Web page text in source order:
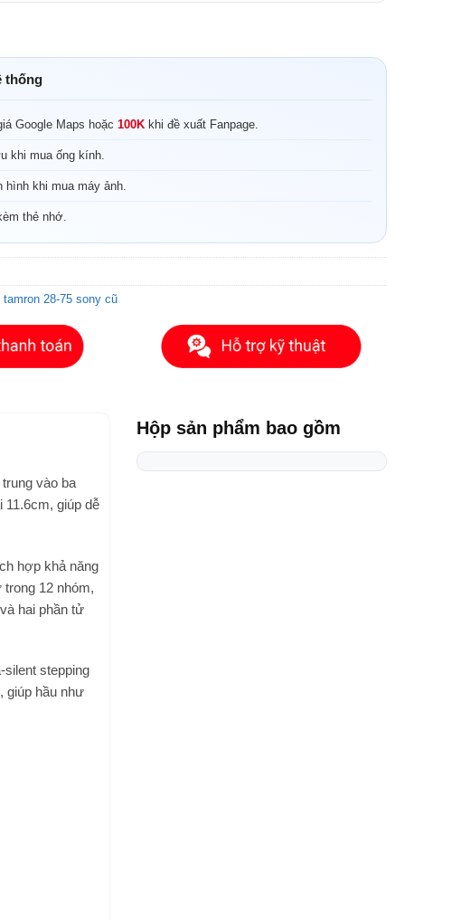
thống
Google Maps hoặc 100K khi đề xuất Fanpage.
khi mua ống kính.
hình khi mua máy ảnh.
thẻ nhớ.
tamron 28-75 sony cũ
vào ba
11.6cm, giúp dễ
hợp khả năng
12 nhóm,
hai phần tử
stepping
giúp hầu như
Hộp sản phẩm bao gồm